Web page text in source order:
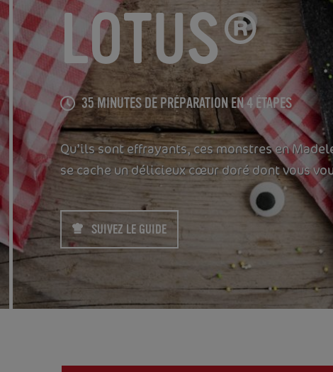
LOTUS®
35 MINUTES DE PRÉPARATION EN 4 ÉTAPES
Qu’ils sont effrayants, ces monstres en
se cache un délicieux cœur doré dont vous
SUIVEZ LE GUIDE